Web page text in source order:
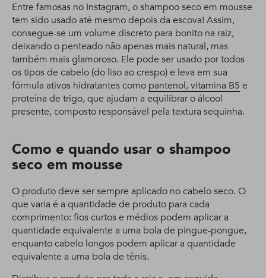
Entre famosas no Instagram, o shampoo seco em mousse
tem sido usado até mesmo depois da escova! Assim,
consegue-se um volume discreto para bonito na raiz,
deixando o penteado não apenas mais natural, mas
também mais glamoroso. Ele pode ser usado por todos
os tipos de cabelo (do liso ao crespo) e leva em sua
fórmula ativos hidratantes como pantenol, vitamina B5 e
proteína de trigo, que ajudam a equilibrar o álcool
presente, composto responsável pela textura sequinha.
Como e quando usar o shampoo
seco em mousse
O produto deve ser sempre aplicado no cabelo seco. O
que varia é a quantidade de produto para cada
comprimento: fios curtos e médios podem aplicar a
quantidade equivalente a uma bola de pingue-pongue,
enquanto cabelo longos podem aplicar a quantidade
equivalente a uma bola de tênis.